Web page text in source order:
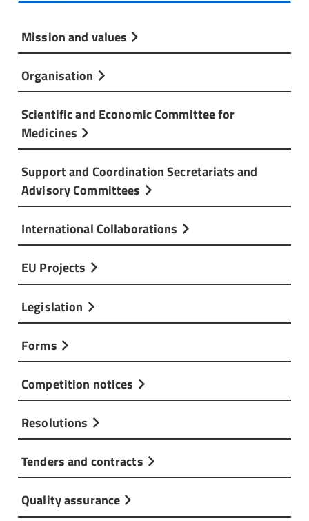
Mission and values
Organisation
Scientific and Economic Committee for
Medicines
Support and Coordination Secretariats and
Advisory Committees
International Collaborations
EU Projects
Legislation
Forms
Competition notices
Resolutions
Tenders and contracts
Quality assurance